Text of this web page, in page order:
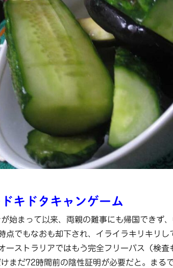
ドキドタキャンゲーム
が始まって以来、両親の難事にも帰国できず
点でもなおも却下され、イライラキリキリし
ーストラリアではもう完全フリーパス（検査
けまだ72時間前の陰性証明が必要だと。まる